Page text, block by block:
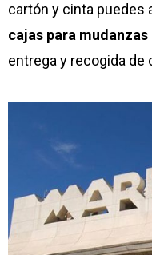
cartón y cinta puedes
cajas para
entrega y recogida de